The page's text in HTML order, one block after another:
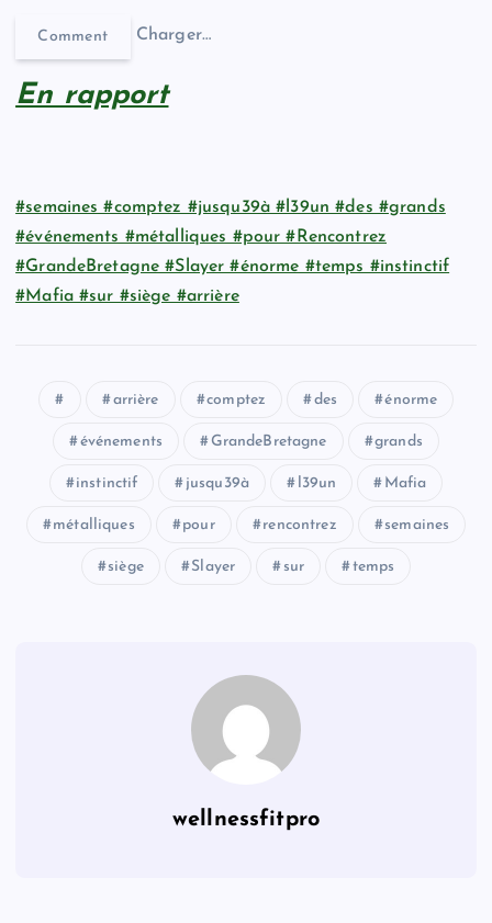
Comment Charger…
En rapport
#semaines #comptez #jusqu39à #l39un #des #grands
#événements #métalliques #pour #Rencontrez
#GrandeBretagne #Slayer #énorme #temps #instinctif
#Mafia #sur #siège #arrière
arrière comptez des énorme
événements GrandeBretagne grands
instinctif jusqu39à l39un Mafia
métalliques pour rencontrez semaines
siège Slayer sur temps
wellnessfitpro